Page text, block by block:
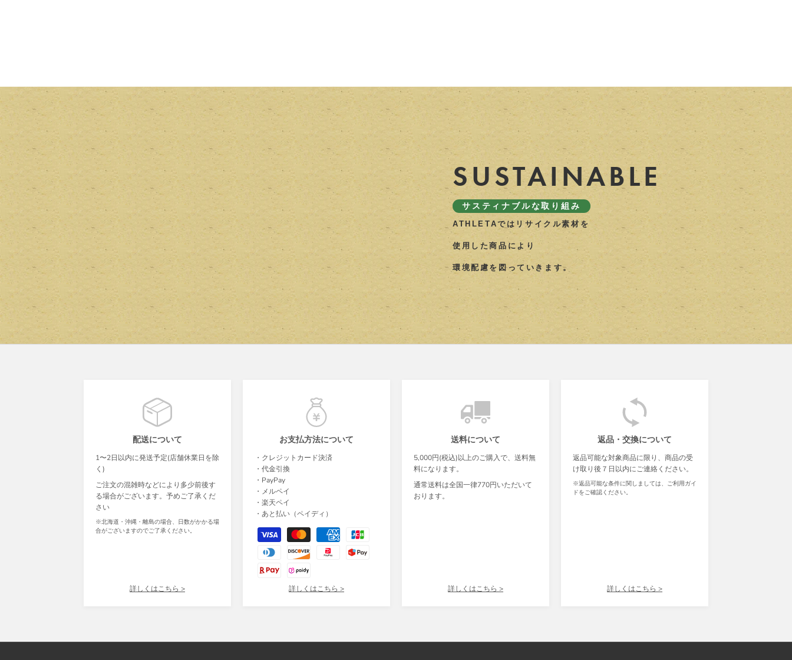
SUSTAINABLE
サスティナブルな取り組み
ATHLETAではリサイクル素材を
使用した商品により
環境配慮を図っていきます。
配送について
1〜2日以内に発送予定(店舗休業日を除
く)
ご注文の混雑時などにより多少前後す
る場合がございます。予めご了承くだ
さい
※北海道・沖縄・離島の場合、日数がかかる場
合がございますのでご了承ください。
詳しくはこちら >
お支払方法について
・クレジットカード決済
・代金引換
・PayPay
・メルペイ
・楽天ペイ
・あと払い（ペイディ）
詳しくはこちら >
送料について
5,000円(税込)以上のご購入で、送料無
料になります。
通常送料は全国一律770円いただいて
おります。
詳しくはこちら >
返品・交換について
返品可能な対象商品に限り、商品の受
け取り後７日以内にご連絡ください。
※返品可能な条件に関しましては、ご利用ガイ
ドをご確認ください。
詳しくはこちら >